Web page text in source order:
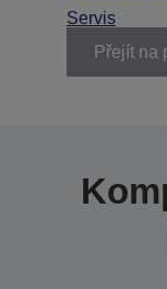
Servis
Přejít na